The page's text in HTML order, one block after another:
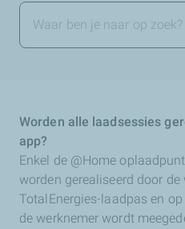
Worden alle laadsessies
app?
Enkel de @Home
worden gerealiseerd door
TotalEnergies-laadpas en
de werknemer wordt